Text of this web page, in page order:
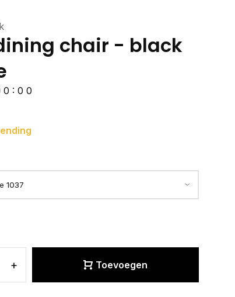
chair - black
0 : 0 0
+ Toevoegen